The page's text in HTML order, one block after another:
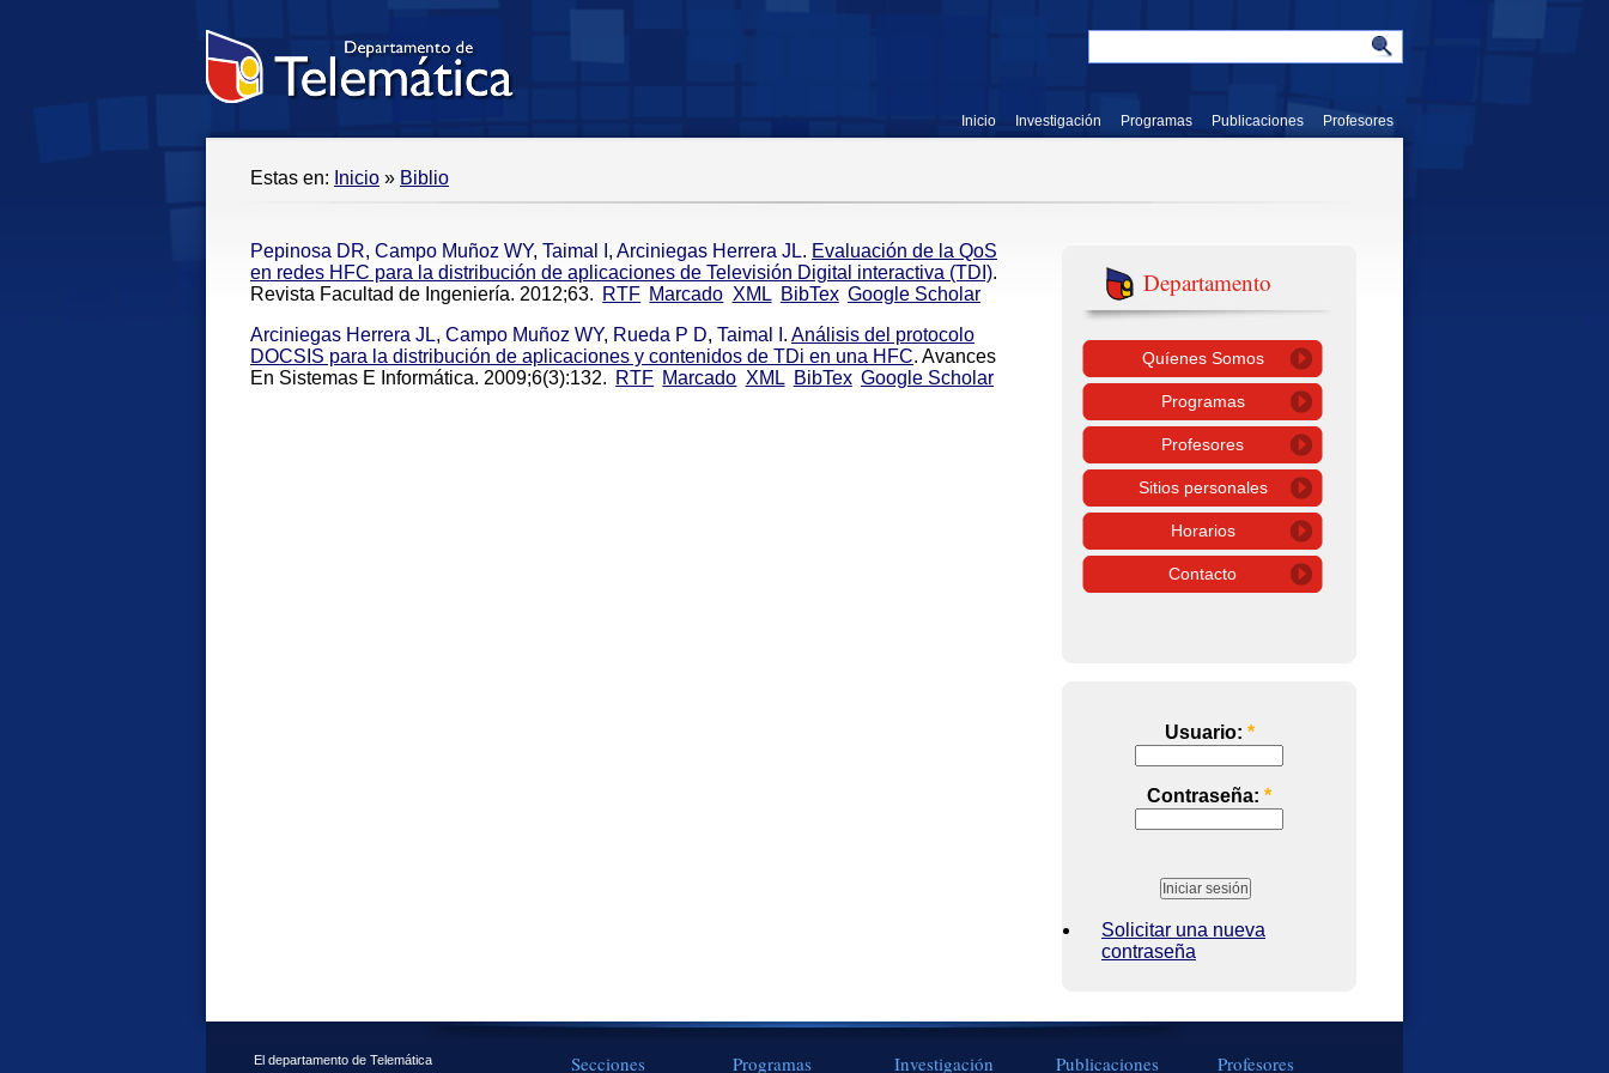
Inicio Investigación Programas Publicaciones Profesores
Estas en: Inicio » Biblio
Pepinosa DR, Campo Muñoz WY, Taimal I , Arciniegas Herrera JL. Evaluación de la QoS
en redes HFC para la distribución de aplicaciones de Televisión Digital interactiva (TDI).
Revista Facultad de Ingeniería. 2012;63. RTF Marcado XML BibTex Google Scholar
Arciniegas Herrera JL, Campo Muñoz WY, Rueda P D, Taimal I . Análisis del protocolo
DOCSIS para la distribución de aplicaciones y contenidos de TDi en una HFC. Avances
En Sistemas E Informática. 2009;6(3):132. RTF Marcado XML BibTex Google Scholar
Departamento
Quíenes Somos
Programas
Profesores
Sitios personales
Horarios
Contacto
Usuario: *
Contraseña: *
Solicitar una nueva
contraseña
El departamento de Telemática
Secciones Programas Investigación Publicaciones Profesores